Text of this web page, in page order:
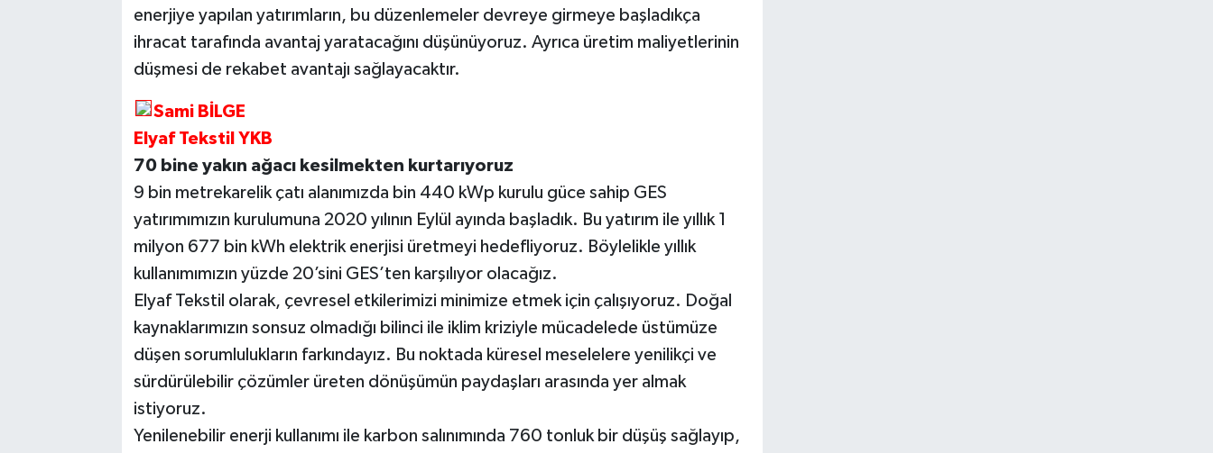
enerjiye yapılan yatırımların, bu düzenlemeler devreye girmeye başladıkça
ihracat tarafında avantaj yaratacağını düşünüyoruz. Ayrıca üretim maliyetlerinin
düşmesi de rekabet avantajı sağlayacaktır.
Sami BİLGE
Elyaf Tekstil YKB
70 bine yakın ağacı kesilmekten kurtarıyoruz
9 bin metrekarelik çatı alanımızda bin 440 kWp kurulu güce sahip GES
yatırımımızın kurulumuna 2020 yılının Eylül ayında başladık. Bu yatırım ile yıllık 1
milyon 677 bin kWh elektrik enerjisi üretmeyi hedefliyoruz. Böylelikle yıllık
kullanımımızın yüzde 20’sini GES’ten karşılıyor olacağız.
Elyaf Tekstil olarak, çevresel etkilerimizi minimize etmek için çalışıyoruz. Doğal
kaynaklarımızın sonsuz olmadığı bilinci ile iklim kriziyle mücadelede üstümüze
düşen sorumlulukların farkındayız. Bu noktada küresel meselelere yenilikçi ve
sürdürülebilir çözümler üreten dönüşümün paydaşları arasında yer almak
istiyoruz.
Yenilenebilir enerji kullanımı ile karbon salınımında 760 tonluk bir düşüş sağlayıp,